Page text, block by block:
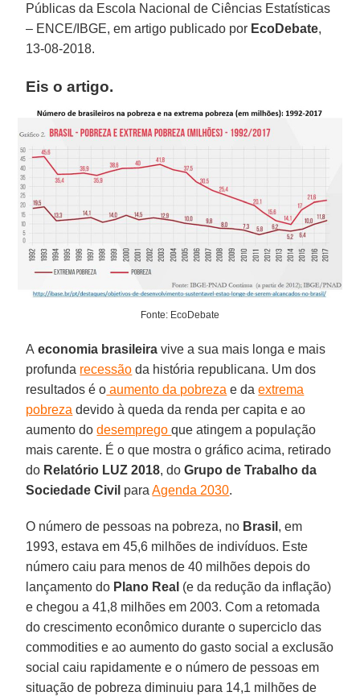
Públicas da Escola Nacional de Ciências Estatísticas
– ENCE/IBGE, em artigo publicado por EcoDebate,
13-08-2018.
Eis o artigo.
Fonte: EcoDebate
A economia brasileira vive a sua mais longa e mais
profunda recessão da história republicana. Um dos
resultados é o aumento da pobreza e daextrema
pobreza devido à queda da renda per capita e ao
aumento dodesempregoque atingem a população
mais carente. É o que mostra o gráfico acima, retirado
do Relatório LUZ 2018, do Grupo de Trabalho da
Sociedade Civil paraAgenda 2030.
O número de pessoas na pobreza, no Brasil , em
1993, estava em 45,6 milhões de indivíduos. Este
número caiu para menos de 40 milhões depois do
lançamento do Plano Real (e da redução da inflação)
e chegou a 41,8 milhões em 2003. Com a retomada
do crescimento econômico durante o superciclo das
commodities e ao aumento do gasto social a exclusão
social caiu rapidamente e o número de pessoas em
situação de pobreza diminuiu para 14,1 milhões de